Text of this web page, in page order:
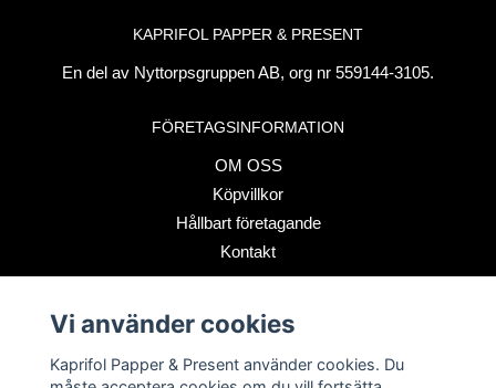
KAPRIFOL PAPPER & PRESENT
En del av Nyttorpsgruppen AB, org nr 559144-3105.
FÖRETAGSINFORMATION
OM OSS
Köpvillkor
Hållbart företagande
Kontakt
BETALSÄTT
Vi använder cookies
Kaprifol Papper & Present använder cookies. Du